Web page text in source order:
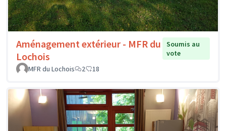
Aménagement extérieur - MFR du
Lochois
Soumis au
vote
MFR du Lochois
2 18